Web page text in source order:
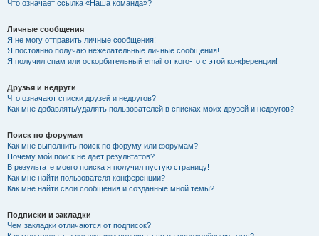
Что означает ссылка «Наша команда»?
Личные сообщения
Я не могу отправить личные сообщения!
Я постоянно получаю нежелательные личные сообщения!
Я получил спам или оскорбительный email от кого-то с этой конференции!
Друзья и недруги
Что означают списки друзей и недругов?
Как мне добавлять/удалять пользователей в списках моих друзей и недругов?
Поиск по форумам
Как мне выполнить поиск по форуму или форумам?
Почему мой поиск не даёт результатов?
В результате моего поиска я получил пустую страницу!
Как мне найти пользователя конференции?
Как мне найти свои сообщения и созданные мной темы?
Подписки и закладки
Чем закладки отличаются от подписок?